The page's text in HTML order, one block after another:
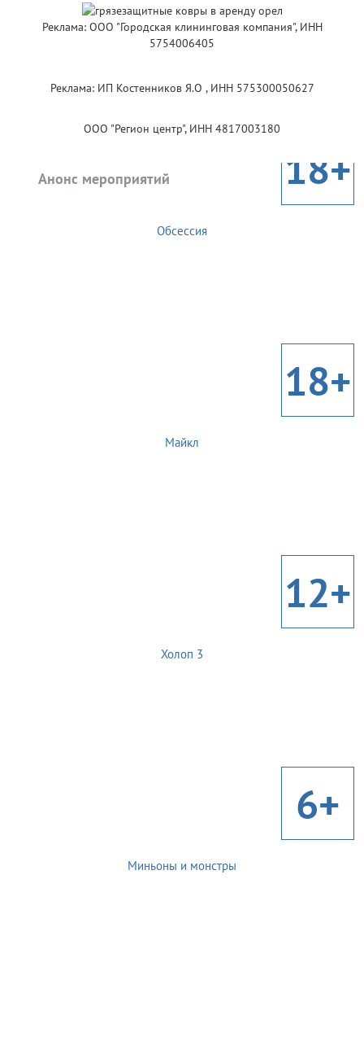
Реклама: ООО "Городская клининговая компания", ИНН
5754006405
Реклама: ИП Костенников Я.О , ИНН 575300050627
ООО "Регион центр", ИНН 4817003180
Анонс мероприятий 18+
Обсессия
18+
Майкл
12+
Холоп 3
6+
Миньоны и монстры